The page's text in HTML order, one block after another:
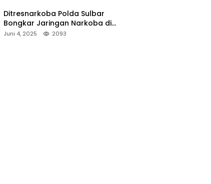
Ditresnarkoba Polda Sulbar
Bongkar Jaringan Narkoba di
Mamuju, Dua Pria Ditangkap! Jejak
Juni 4, 2025 2093